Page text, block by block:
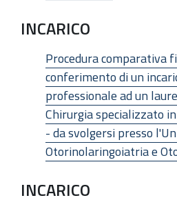
INCARICO
Procedura comparativa
conferimento di un
professionale ad un
Chirurgia specializzato
- da svolgersi presso
Otorinolaringoiatria e
INCARICO